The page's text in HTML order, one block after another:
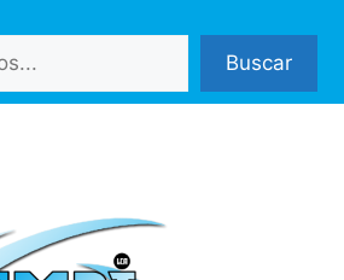
Buscar